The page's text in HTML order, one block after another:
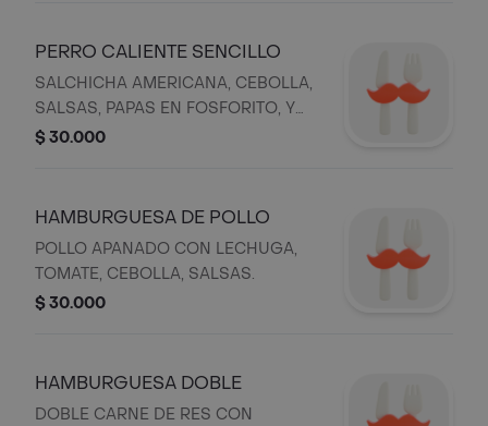
PERRO CALIENTE SENCILLO
SALCHICHA AMERICANA, CEBOLLA,
SALSAS, PAPAS EN FOSFORITO, Y
PAN.
$ 30.000
HAMBURGUESA DE POLLO
POLLO APANADO CON LECHUGA,
TOMATE, CEBOLLA, SALSAS.
$ 30.000
HAMBURGUESA DOBLE
DOBLE CARNE DE RES CON